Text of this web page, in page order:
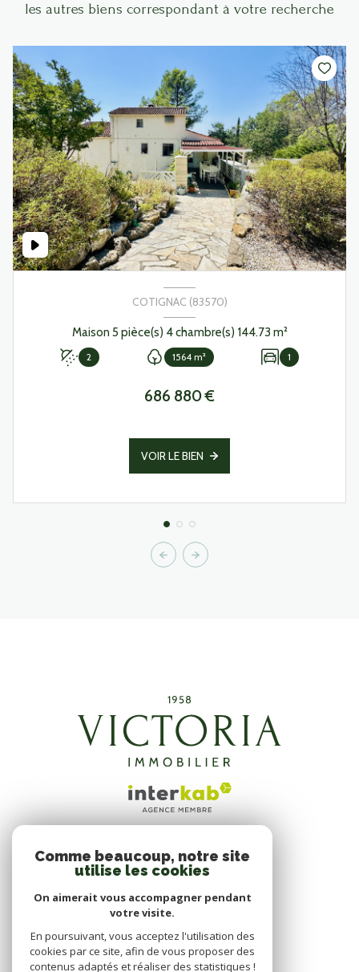
les autres biens correspondant à votre recherche
COTIGNAC (83570)
Maison 5 pièce(s) 4 chambre(s) 144.73 m²
2 1564 m² 1
686 880 €
VOIR LE BIEN
ADHÉRENTS
NOUS ADHÉRONS
Comme beaucoup, notre site
utilise les cookies
On aimerait vous accompagner pendant
votre visite.
En poursuivant, vous acceptez l'utilisation des
cookies par ce site, afin de vous proposer des
contenus adaptés et réaliser des statistiques !